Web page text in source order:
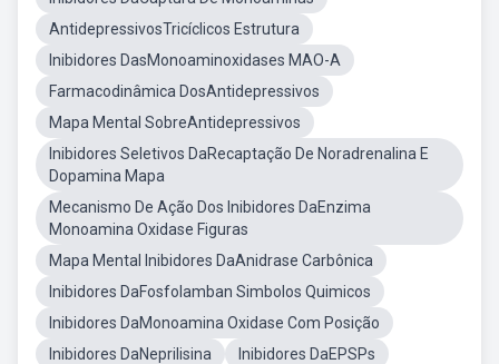
AntidepressivosTricíclicos Estrutura
Inibidores DasMonoaminoxidases MAO-A
Farmacodinâmica DosAntidepressivos
Mapa Mental SobreAntidepressivos
Inibidores Seletivos DaRecaptação De Noradrenalina E
Dopamina Mapa
Mecanismo De Ação Dos Inibidores DaEnzima
Monoamina Oxidase Figuras
Mapa Mental Inibidores DaAnidrase Carbônica
Inibidores DaFosfolamban Simbolos Quimicos
Inibidores DaMonoamina Oxidase Com Posição
Inibidores DaNeprilisina
Inibidores DaEPSPs